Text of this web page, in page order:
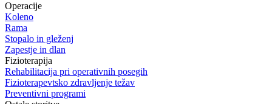
Operacije
Koleno
Rama
Stopalo in gleženj
Zapestje in dlan
Fizioterapija
Rehabilitacija pri operativnih posegih
Fizioterapevtsko zdravljenje težav
Preventivni programi